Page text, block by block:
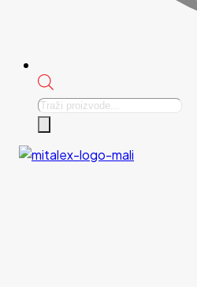
Products
search